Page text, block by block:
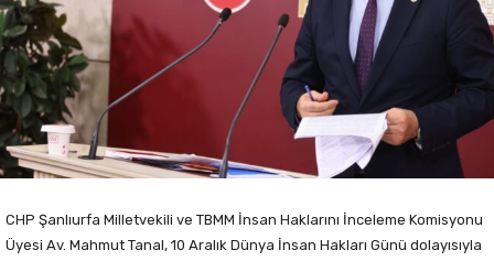
CHP Şanlıurfa Milletvekili ve TBMM İnsan Haklarını İnceleme Komisyonu
Üyesi Av. Mahmut Tanal, 10 Aralık Dünya İnsan Hakları Günü dolayısıyla